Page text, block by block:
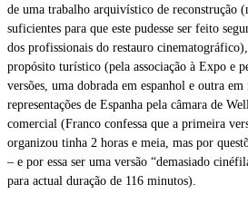
de uma trabalho arquivístico de reconstrução
suficientes para que este pudesse ser feito
dos profissionais do restauro
propósito turístico (pela associação à Expo e
versões, uma dobrada em espanhol e outra
representações de Espanha pela câmara de
comercial (Franco confessa que a primeira
organizou tinha 2 horas e meia, mas por
– e por essa ser uma versão “demasiado
para actual duração de 116 minutos).